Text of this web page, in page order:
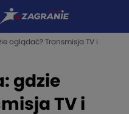
oglądać? Transmisja TV i
gdzie
TV i